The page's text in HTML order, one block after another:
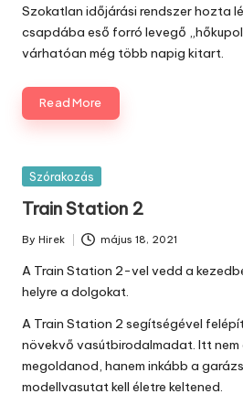
Szokatlan időjárási rendszer hozta
csapdába eső forró levegő
várhatóan még több napig kitart.
Read More
Posted
Szórakozás
Train Station 2
Posted
by
By Hirek május 18, 2021
A Train Station 2-vel vedd a
helyre a dolgokat.
A Train Station 2 segítségével
növekvő vasútbirodalmadat. Itt nem
megoldanod, hanem inkább a
modellvasutat kell életre keltened.